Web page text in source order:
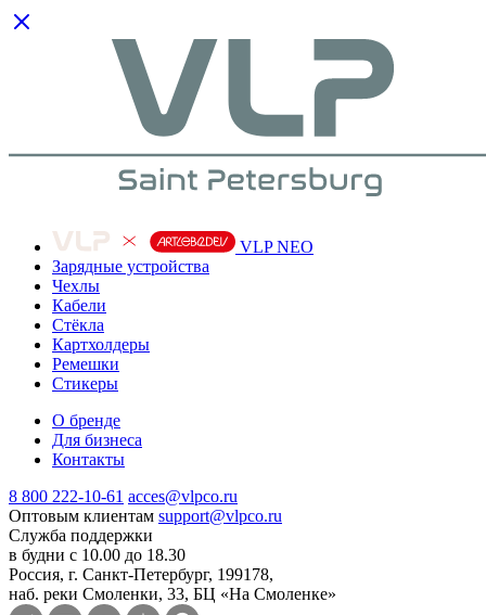
VLP NEO
Зарядные устройства
Чехлы
Кабели
Cтёкла
Картхолдеры
Ремешки
Стикеры
О бренде
Для бизнеса
Контакты
8 800 222-10-61 acces@vlpco.ru
Оптовым клиентам support@vlpco.ru
Служба поддержки
в будни с 10.00 до 18.30
Россия, г. Санкт-Петербург, 199178,
наб. реки Смоленки, 33, БЦ «На Смоленке»